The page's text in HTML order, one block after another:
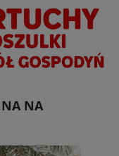
NA